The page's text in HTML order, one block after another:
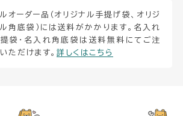
オーダー品（オリジナル手提げ袋、オリジ
角底袋）には送料がかかります。名入れ
袋・名入れ角底袋は送料無料にてご注
ただけます。詳しくはこちら